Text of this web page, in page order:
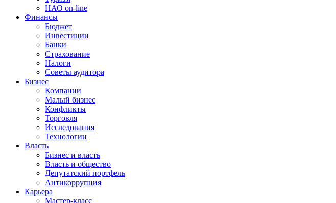
НАО on-line
Финансы
Бюджет
Инвестиции
Банки
Страхование
Налоги
Советы аудитора
Бизнес
Компании
Малый бизнес
Конфликты
Торговля
Исследования
Технологии
Власть
Бизнес и власть
Власть и общество
Депутатский портфель
Антикоррупция
Карьера
Мастер-класс